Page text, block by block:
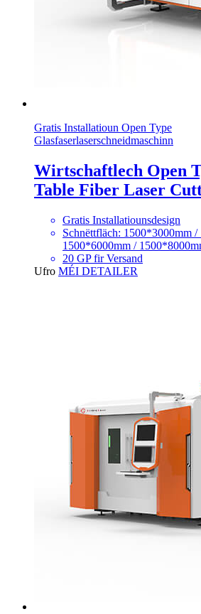
Gratis Installatioun Open Type
Glasfaserlaserschneidmaschinn
Wirtschaftlech Open
Table Fiber Laser
Gratis Installatiounsdesign
Schnëttfläch: 1500*3000mm
1500*6000mm /
20 GP fir Versand
Ufro MÉI DETAILER